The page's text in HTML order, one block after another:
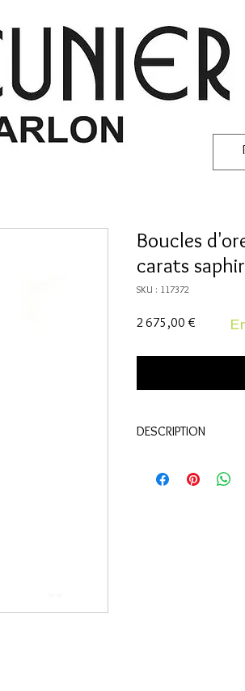
Boucles
carats
SKU : 117372
2 675,00 €
DESCRIPTION
Pierres:
saphirs 0.79